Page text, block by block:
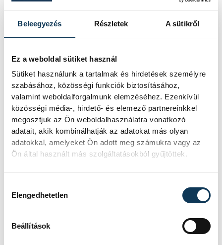
Beleegyezés Részletek A sütikről
Ez a weboldal sütiket használ
Sütiket használunk a tartalmak és hirdetések személyre
szabásához, közösségi funkciók biztosításához,
valamint weboldalforgalmunk elemzéséhez. Ezenkívül
közösségi média-, hirdető- és elemező partnereinkkel
megosztjuk az Ön weboldalhasználatra vonatkozó
adatait, akik kombinálhatják az adatokat más olyan
adatokkal, amelyeket Ön adott meg számukra vagy az
Ön által használt más szolgáltatásokból gyűjtöttek.
Elengedhetetlen
Beállítások
Rendhagyó esemény zajlott le kedden
reggel. Magyar idő szerint 8:35 körül a
Hold felszínébe csapódott a SpaceX
egyik Falcon–9 rakétájának felső
szabad szemmel nem lehetett látni, a
szakemberek azonban távcsövekkel
figyelték az eseményt.
Rekordok Európában –
Magyarország a
legforróbb, Angliában
szárazság tombol
Rá sem ismerünk Európára,
kontinensszerte rekordokat dönt a
országok közé került, miközben az